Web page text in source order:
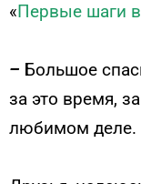
«Первые шаги в
– Большое
за это время,
любимом деле.